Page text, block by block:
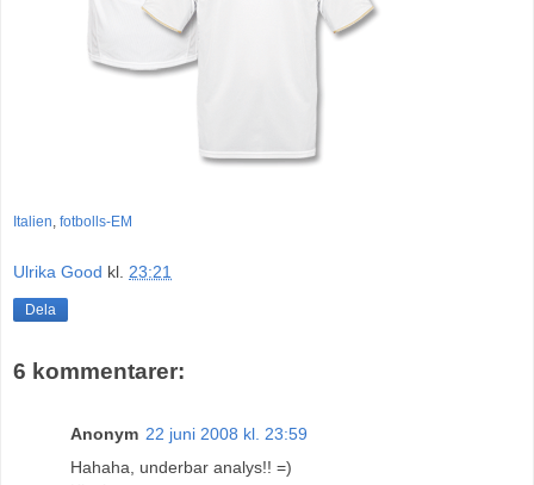
Italien, fotbolls-EM
Ulrika Good kl. 23:21
Dela
6 kommentarer:
Anonym 22 juni 2008 kl. 23:59
Hahaha, underbar analys!! =)